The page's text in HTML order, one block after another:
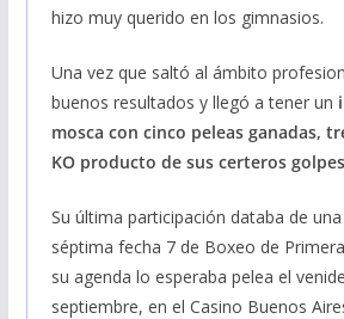
hizo muy querido en los gimnasios.
Una vez que saltó al ámbito
buenos resultados y llegó a tener un
mosca con cinco peleas ganadas,
KO producto de sus certeros
Su última participación databa de
séptima fecha 7 de Boxeo de
su agenda lo esperaba pelea el
septiembre, en el Casino Buenos